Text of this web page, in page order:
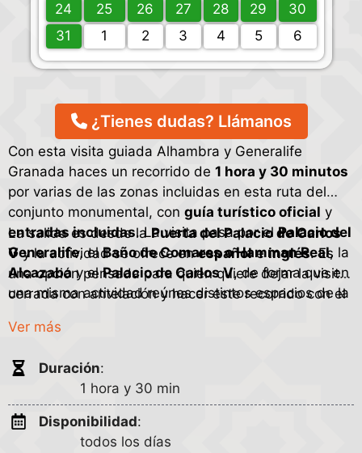
Con esta visita guiada Alhambra y Generalife
Granada haces un recorrido de 1 hora y 30 minutos
por varias de las zonas incluidas en esta ruta del
conjunto monumental, con guía turístico oficial y
entradas incluidas. La visita pasa por elPalacio del
Generalife, elBaño de Comares o Hamman Real, la
Alcazabay elPalacio de Carlos V, de forma que en
una misma actividad reúnes distintos espacios de la
La salida es desde laPuerta del Palacio de Carlos
Vy la actividad se ofrece enespañoleinglés. Es
una opción pensada para quien quiere dejar la visita
cerrada con antelación y hacer este recorrido con el
reserva.
Ver más
Duración:
1 hora y 30 min
Disponibilidad:
todos los días
24
25 26 27 28 29
30
31
1 2 3 4 5 6
¿Tienes dudas? Llámanos